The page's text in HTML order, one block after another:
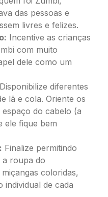
das pessoas e
livres e felizes.
Incentive as crianças
com muito
dele como um
Disponibilize diferentes
lã e cola. Oriente os
do cabelo (a
ele fique bem
Finalize permitindo
a roupa do
coloridas,
individual de cada